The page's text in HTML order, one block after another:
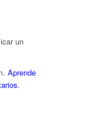
un
Aprende